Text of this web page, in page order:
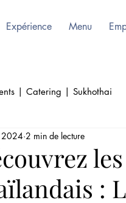
Expérience Menu
| Catering | Sukhothai
Bruxelles
Restaurant Thai
:
2024 2 min de lecture